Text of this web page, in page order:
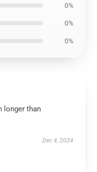
0%
0%
0%
longer than
Dec 4, 2024